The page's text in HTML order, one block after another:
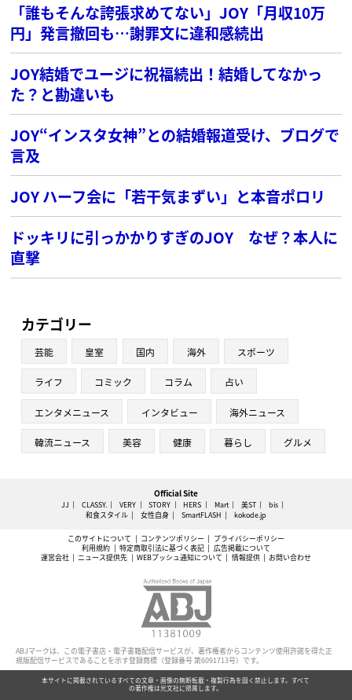
「誰もそんな誇張求めてない」JOY「月収10万
円」発言撤回も…謝罪文に違和感続出
JOY結婚でユージに祝福続出！結婚してなかっ
た？と勘違いも
JOY“インスタ女神”との結婚報道受け、ブログで
言及
JOY ハーフ会に「若干気まずい」と本音ポロリ
ドッキリに引っかかりすぎのJOY なぜ？本人に
直撃
カテゴリー
芸能 皇室 国内 海外 スポーツ
ライフ コミック コラム 占い
エンタメニュース インタビュー 海外ニュース
韓流ニュース 美容 健康 暮らし グルメ
Official Site
JJ CLASSY. VERY STORY HERS Mart 美ST
bis
和食スタイル
女性自身 SmartFLASH kokode.jp
このサイトについて コンテンツポリシー
プライバシーポリシー
利用規約
特定商取引法に基づく表記
広告掲載について
運営会社
ニュース提供先 WEBプッシュ通知について 情報提供 お問い合わせ
ABJマークは、この電子書店・電子書籍配信サービスが、著作権者からコンテンツ使用許諾を得た正
規版配信サービスであることを示す登録商標（登録番号 第6091713号）です。
本サイトに掲載されているすべての文章・画像の無断転載・複製行為を固く禁止します。すべて
の著作権は光文社に帰属します。